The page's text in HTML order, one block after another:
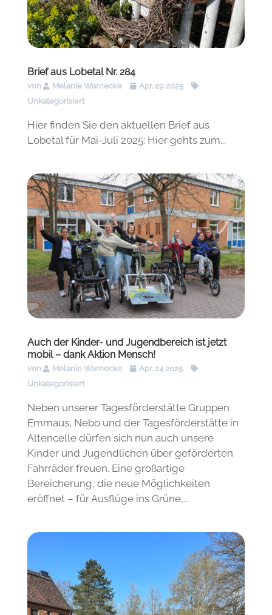
Brief aus Lobetal Nr. 284
von Melanie Warnecke
Apr. 29 2025
Unkategorisiert
Hier finden Sie den aktuellen Brief aus
Lobetal für Mai-Juli 2025: Hier gehts zum...
Auch der Kinder- und Jugendbereich ist jetzt
mobil – dank Aktion Mensch!
von Melanie Warnecke
Apr. 24 2025
Unkategorisiert
Neben unserer Tagesförderstätte Gruppen
Emmaus, Nebo und der Tagesförderstätte in
Altencelle dürfen sich nun auch unsere
Kinder und Jugendlichen über geförderten
Fahrräder freuen. Eine großartige
Bereicherung, die neue Möglichkeiten
eröffnet – für Ausflüge ins Grüne,...